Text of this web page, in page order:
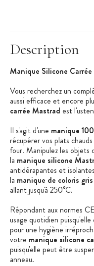
Description
Manique Silicone
Vous recherchez un
aussi efficace et encore
carrée Mastrad est
Il s'agit d'une manique
récupérer vos plats
four. Manipulez les objets
la manique silicone
antidérapantes et
la manique de coloris gris
allant jusqu'à 250°C.
Répondant aux normes
usage quotidien
pour une hygiène
votre manique silicone
puisqu'elle peut être
anneau.